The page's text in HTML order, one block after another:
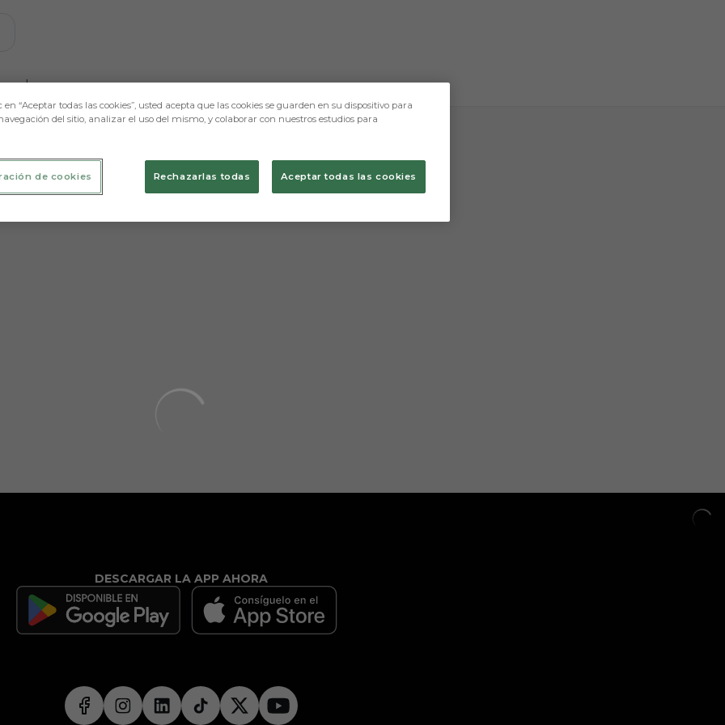
contenidos relacionados con esta. Mínimo tres caracteres.
DESCARGAR LA APP AHORA
“Aceptar todas las cookies”, usted acepta que las cookies se guarden en su dispositivo para
del sitio, analizar el uso del mismo, y colaborar con nuestros estudios para
Rechazarlas todas Aceptar todas las cookies
de cookies